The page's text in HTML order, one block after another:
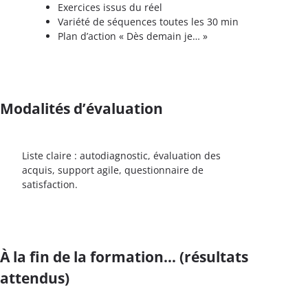
Exercices issus du réel
Variété de séquences toutes les 30 min
Plan d’action « Dès demain je… »
Modalités d’évaluation
Liste claire : autodiagnostic, évaluation des
acquis, support agile, questionnaire de
satisfaction.
À la fin de la formation… (résultats
attendus)